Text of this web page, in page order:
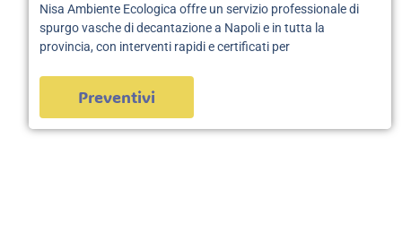
Nisa Ambiente Ecologica offre un servizio professionale di
spurgo vasche di decantazione a Napoli e in tutta la
provincia, con interventi rapidi e certificati per
Preventivi